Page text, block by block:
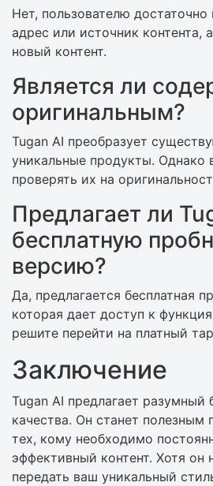
Нет, пользователю достаточно
адрес или источник контента,
новый контент.
Является ли
оригинальным?
Tugan AI преобразует
уникальные продукты. Однако
проверять их на
Предлагает ли
бесплатную
версию?
Да, предлагается бесплатная
которая дает доступ к
решите перейти на платный
Заключение
Tugan AI предлагает разумный
качества. Он станет
тех, кому необходимо
эффективный контент. Хотя
передать ваш уникальный